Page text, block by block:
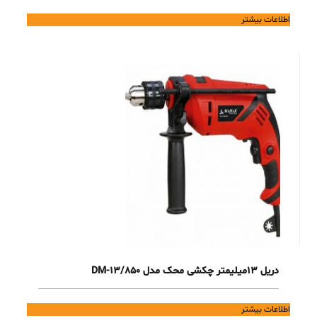
اطلاعات بیشتر
دریل 13میلیمتر چکشی محک مدل DM-13/850
اطلاعات بیشتر